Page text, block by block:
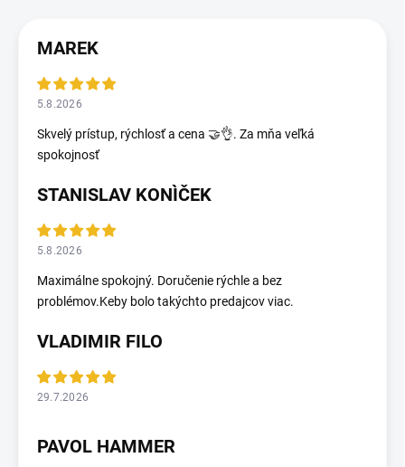
MAREK
5.8.2026
Skvelý prístup, rýchlosť a cena 🤝👌. Za mňa veľká
spokojnosť
STANISLAV KONÌČEK
5.8.2026
Maximálne spokojný. Doručenie rýchle a bez
problémov.Keby bolo takýchto predajcov viac.
VLADIMIR FILO
29.7.2026
PAVOL HAMMER